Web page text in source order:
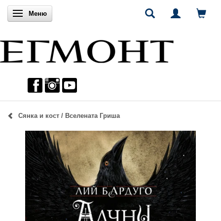
Включи навигацията
Меню
Сянка и кост / Вселената Гриша